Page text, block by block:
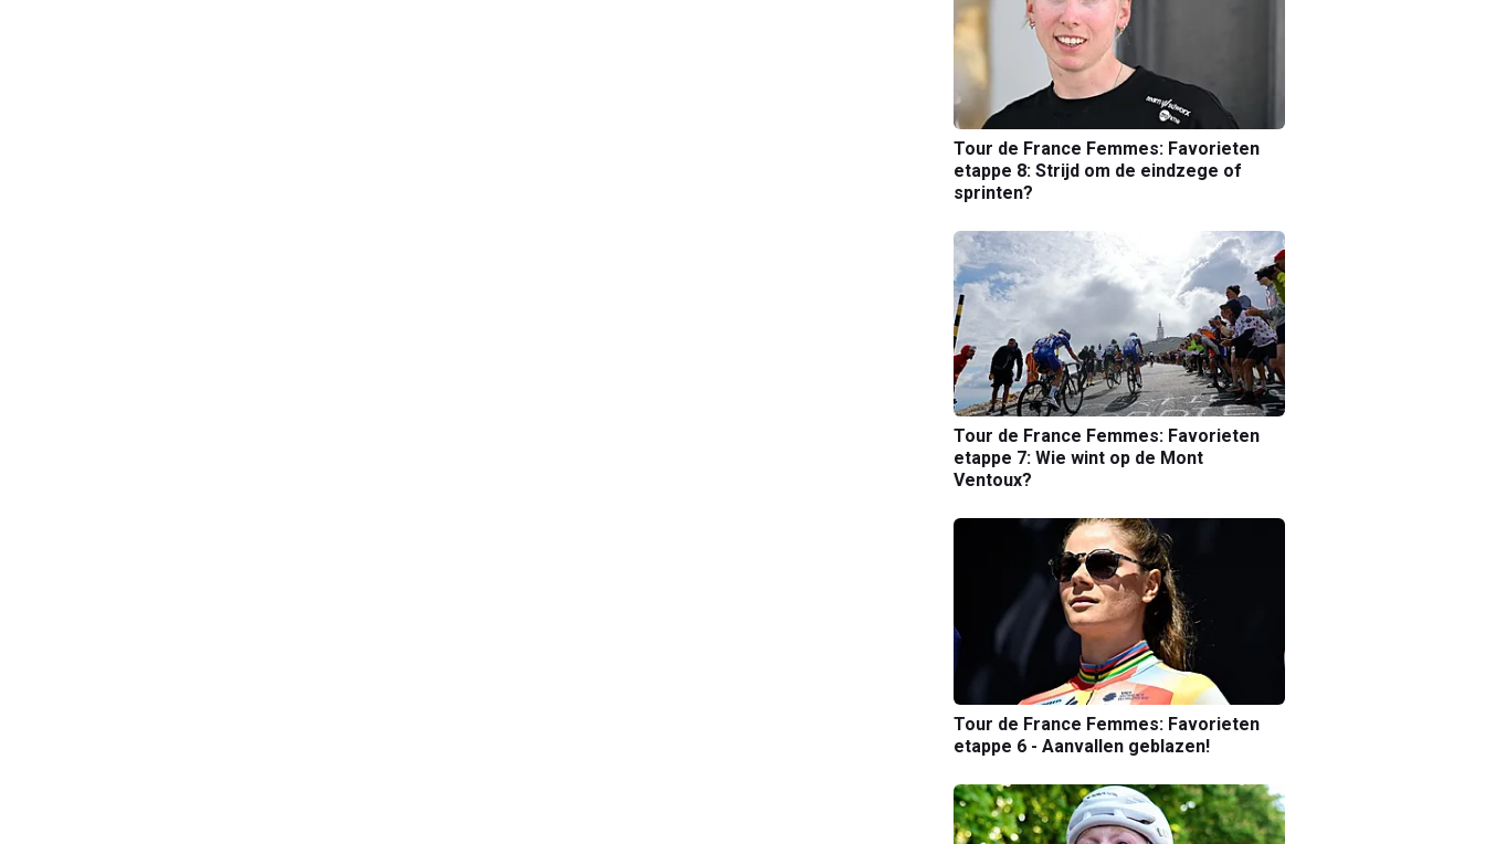
Tour de France Femmes: Favorieten
etappe 8: Strijd om de eindzege of
sprinten?
Tour de France Femmes: Favorieten
etappe 7: Wie wint op de Mont
Ventoux?
Tour de France Femmes: Favorieten
etappe 6 - Aanvallen geblazen!